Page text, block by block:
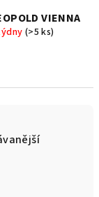
VIENNA
(>5 ks)